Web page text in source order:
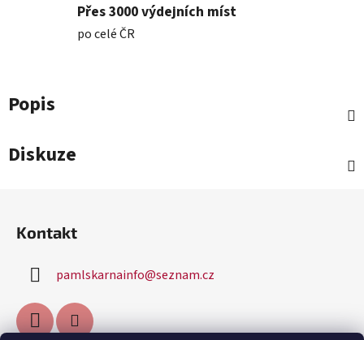
Přes 3000 výdejních míst
po celé ČR
Popis
Diskuze
Kontakt
pamlskarnainfo@seznam.cz